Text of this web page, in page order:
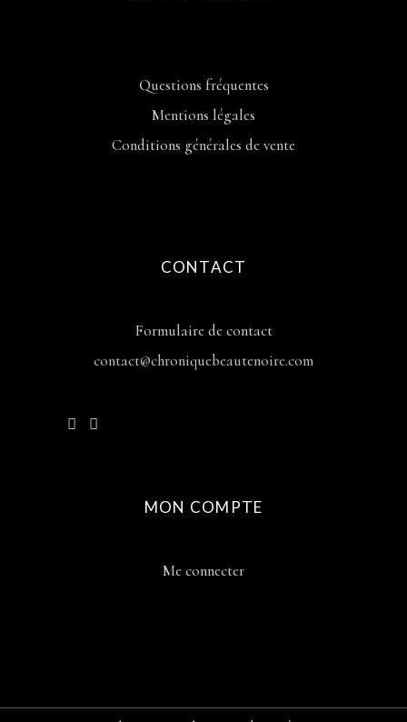
Questions fréquentes
Mentions légales
Conditions générales de vente
CONTACT
Formulaire de contact
contact@chroniquebeautenoire.com
MON COMPTE
Me connecter